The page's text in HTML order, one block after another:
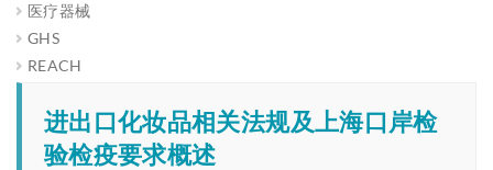
医疗器械
GHS
REACH
进出口化妆品相关法规及上海口岸检
验检疫要求概述